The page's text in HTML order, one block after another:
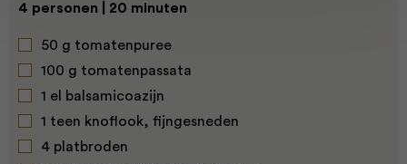
4 personen | 20 minuten
50 g tomatenpuree
100 g tomatenpassata
1 el balsamicoazijn
1 teen knoflook, fijngesneden
4 platbroden